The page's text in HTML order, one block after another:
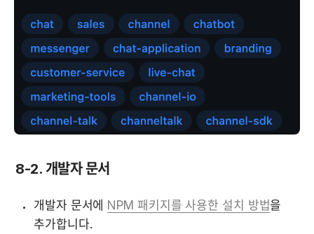
8-2. 개발자 문서
개발자 문서에 NPM 패키지를 사용한 설치 방법을
추가합니다.